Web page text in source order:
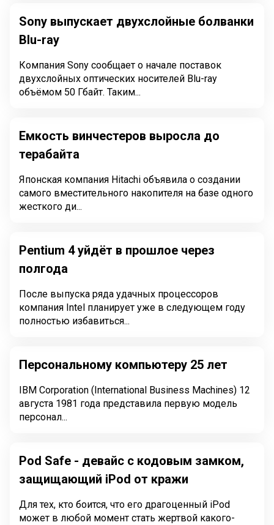
Sony выпускает двухслойные болванки
Blu-ray
Компания Sony сообщает о начале поставок
двухслойных оптических носителей Blu-ray
объёмом 50 Гбайт. Таким...
Емкость винчестеров выросла до
терабайта
Японская компания Hitachi объявила о создании
самого вместительного накопителя на базе одного
жесткого ди...
Pentium 4 уйдёт в прошлое через
полгода
После выпуска ряда удачных процессоров
компания Intel планирует уже в следующем году
полностью избавиться...
Персональному компьютеру 25 лет
IBM Corporation (International Business Machines) 12
августа 1981 года представила первую модель
персонал...
Pod Safe - девайс с кодовым замком,
защищающий iPod от кражи
Для тех, кто боится, что его драгоценный iPod
может в любой момент стать жертвой какого-